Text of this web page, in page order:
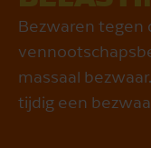
Bezwaren tegen
massaal
tijdig een